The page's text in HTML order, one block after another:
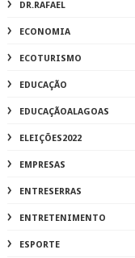
DR.RAFAEL
ECONOMIA
ECOTURISMO
EDUCAÇÃO
EDUCAÇÃOALAGOAS
ELEIÇÕES2022
EMPRESAS
ENTRESERRAS
ENTRETENIMENTO
ESPORTE